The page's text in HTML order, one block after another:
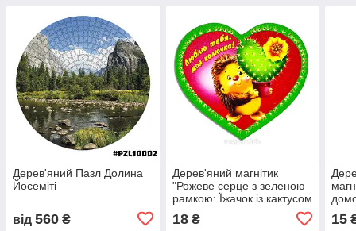
Дерев'яний Пазл Долина
Йосеміті
від 560 ₴
Дерев'яний магнітик
"Рожеве серце з зеленою
рамкою: Їжачок із кактусом
колючка!"
18₴ 15